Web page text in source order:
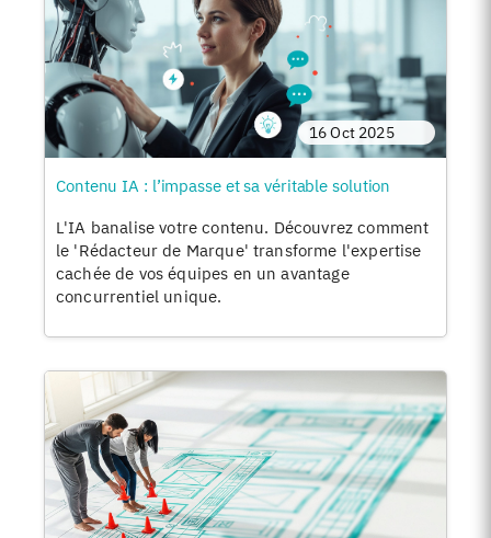
16 Oct 2025
Contenu IA : l’impasse et sa véritable solution
L'IA banalise votre contenu. Découvrez comment
le 'Rédacteur de Marque' transforme l'expertise
cachée de vos équipes en un avantage
concurrentiel unique.